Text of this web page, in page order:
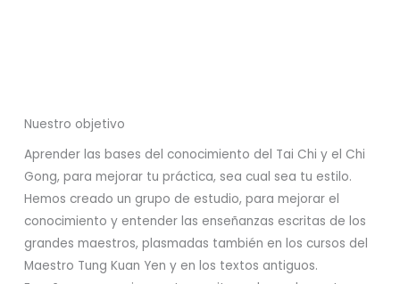
Nuestro objetivo
Aprender las bases del conocimiento del Tai Chi y el Chi
Gong, para mejorar tu práctica, sea cual sea tu estilo.
Hemos creado un grupo de estudio, para mejorar el
conocimiento y entender las enseñanzas escritas de los
grandes maestros, plasmadas también en los cursos del
Maestro Tung Kuan Yen y en los textos antiguos.